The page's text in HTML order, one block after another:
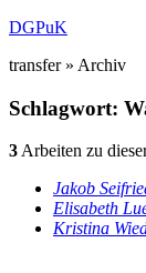
DGPuK
transfer » Archiv
Schlagwort:
3Arbeiten zu
Jakob
Elisabeth
Kristina